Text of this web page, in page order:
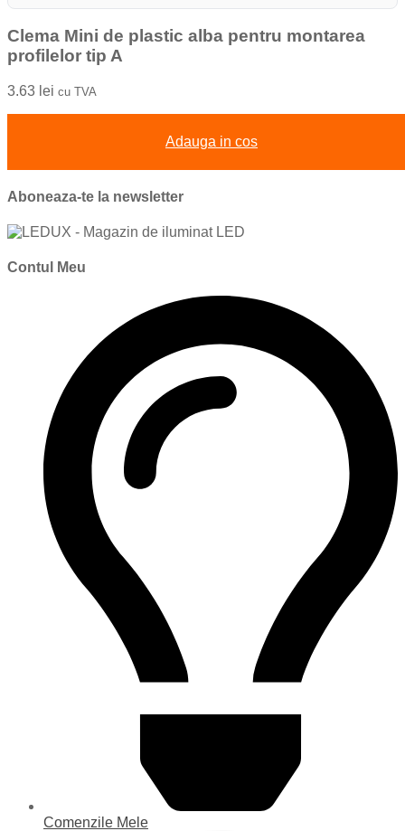
Clema Mini de plastic alba pentru montarea
profilelor tip A
3.63 lei cu TVA
Adauga in cos
Aboneaza-te la newsletter
Contul Meu
Comenzile Mele